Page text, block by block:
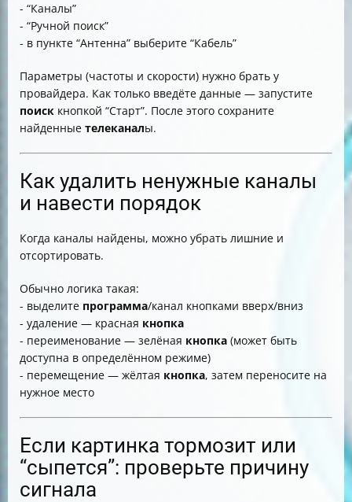
- “Каналы”
- “Ручной поиск”
- в пункте “Антенна” выберите “Кабель”
Параметры (частоты и скорости) нужно брать у
провайдера. Как только введёте данные — запустите
поиск кнопкой “Старт”. После этого сохраните
найденные телеканалы.
Как удалить ненужные каналы
и навести порядок
Когда каналы найдены, можно убрать лишние и
отсортировать.
Обычно логика такая:
- выделите программа/канал кнопками вверх/вниз
- удаление — красная кнопка
- переименование — зелёная кнопка (может быть
доступна в определённом режиме)
- перемещение — жёлтая кнопка, затем переносите на
нужное место
Если картинка тормозит или
“сыпется”: проверьте причину
сигнала